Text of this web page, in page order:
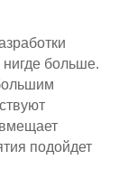
нигде больше.
подойдет